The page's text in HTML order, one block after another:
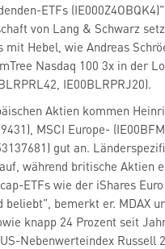
ETFs
von Lang & Schwarz
mit Hebel, wie Andreas
Nasdaq 100 3x in der
IE00BLRPRJ20).
Aktien kommen
MSCI Europe-
gut an.
während britische Aktien
ETFs wie der iShares
beliebt", bemerkt er. MDAX
knapp 24 Prozent seit
Nebenwerteindex Russell